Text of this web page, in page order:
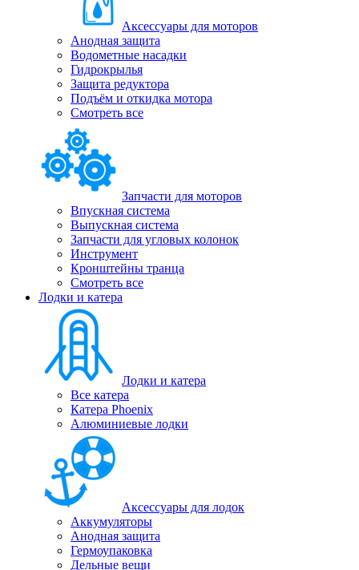
Аксессуары для моторов
Анодная защита
Водометные насадки
Гидрокрылья
Защита редуктора
Подъём и откидка мотора
Смотреть все
Запчасти для моторов
Впускная система
Выпускная система
Запчасти для угловых колонок
Инструмент
Кронштейны транца
Смотреть все
Лодки и катера
Лодки и катера
Все катера
Катера Phoenix
Алюминиевые лодки
Аксессуары для лодок
Аккумуляторы
Анодная защита
Гермоупаковка
Дельные вещи